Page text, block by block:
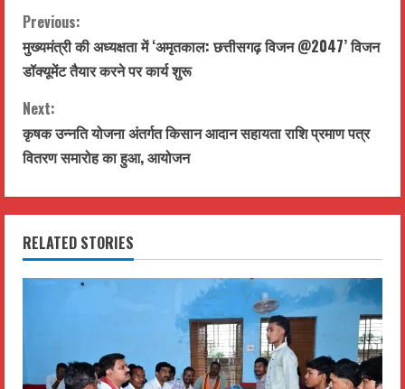
C
o
n
t
n
u
Previous:
मुख्यमंत्री की अध्यक्षता में ‘अमृतकाल: छत्तीसगढ़ विजन @2047’ विजन
डॉक्यूमेंट तैयार करने पर कार्य शुरू
Next:
कृषक उन्नति योजना अंतर्गत किसान आदान सहायता राशि प्रमाण पत्र
वितरण समारोह का हुआ, आयोजन
RELATED STORIES